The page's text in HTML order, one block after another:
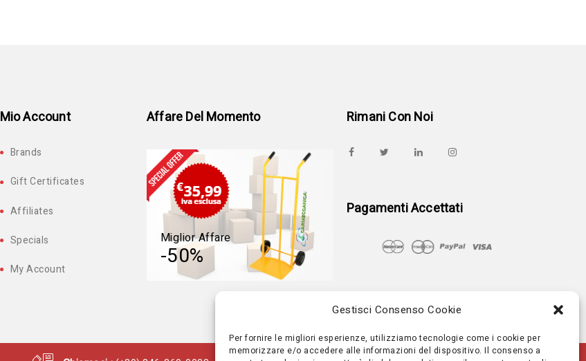
Gestisci Consenso Cookie
Per fornire le migliori esperienze, utilizziamo tecnologie come i cookie per
memorizzare e/o accedere alle informazioni del dispositivo. Il consenso a
Mio Account
Brands
Gift Certificates
Affiliates
Specials
My Account
Affare Del Momento
Miglior Affare
-50%
Rimani Con Noi
Pagamenti Accettati